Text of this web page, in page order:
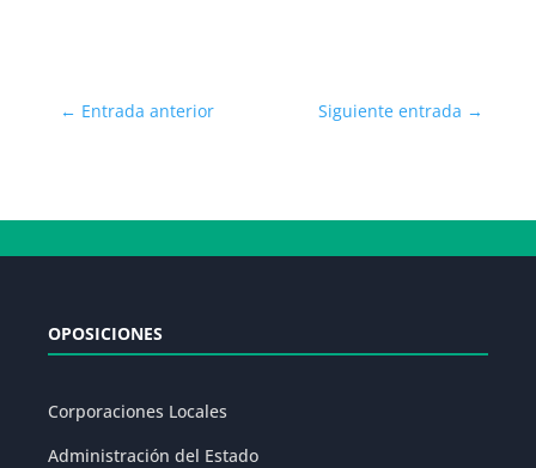
← Entrada anterior Siguiente entrada →
OPOSICIONES
Corporaciones Locales
Administración del Estado